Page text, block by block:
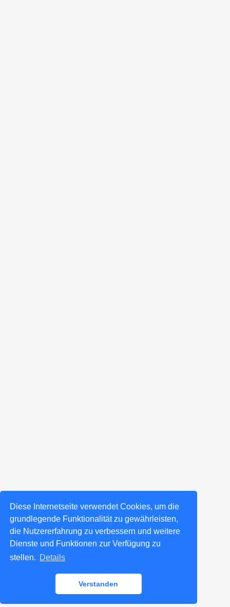
Diese Internetseite verwendet Cookies, um die
grundlegende Funktionalität zu gewährleisten,
die Nutzererfahrung zu verbessern und weitere
Dienste und Funktionen zur Verfügung zu
stellen. Details
Verstanden